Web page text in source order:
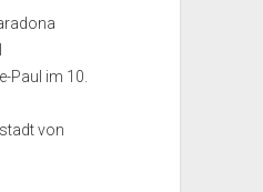
Paul im 10.
von